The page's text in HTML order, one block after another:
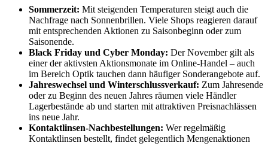
Sommerzeit: Mit steigenden Temperaturen steigt auch die
Nachfrage nach Sonnenbrillen. Viele Shops reagieren darauf
mit entsprechenden Aktionen zu Saisonbeginn oder zum
Saisonende.
Black Friday und Cyber Monday: Der November gilt als
einer der aktivsten Aktionsmonate im Online-Handel – auch
im Bereich Optik tauchen dann häufiger Sonderangebote auf.
Jahreswechsel und Winterschlussverkauf: Zum Jahresende
oder zu Beginn des neuen Jahres räumen viele Händler
Lagerbestände ab und starten mit attraktiven Preisnachlässen
ins neue Jahr.
Kontaktlinsen-Nachbestellungen: Wer regelmäßig
Kontaktlinsen bestellt, findet gelegentlich Mengenaktionen